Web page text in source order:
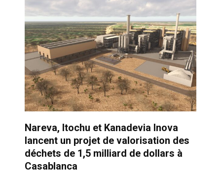
Nareva, Itochu et Kanadevia Inova
lancent un projet de valorisation des
déchets de 1,5 milliard de dollars à
Casablanca